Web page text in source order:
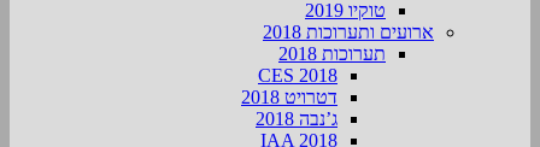
טוקיו 2019
ארועים ותערוכות 2018
תערוכות 2018
CES 2018
דטרויט 2018
ג’נבה 2018
IAA 2018